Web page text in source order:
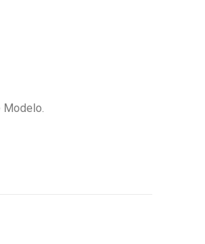
Modelo.